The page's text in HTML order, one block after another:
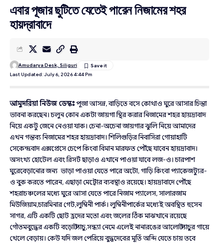
এবার পূজার ছুটিতে যেতেই পারেন নিজামের শহর
হায়দ্রাবাদে
Last Updated: July 6, 2026 4:44 Pm
Amudarya Desk, Siliguri
আমুদরিয়া নিউজ ডেস্কঃপূজা আসন্ন, বাড়িতে বসে কোথাও ঘুরে আসার চিন্তা
ভাবনা করছেন। চলুন কোন একটা জায়গা স্থির করার নিজামের শহর হায়দ্রাবাদ
নিয়ে একটু জেনে নেওয়া যাক। চেনা-অচেনা জায়গার ঝুলি নিয়ে আমাদের
এখন গন্তব্য নিজামের শহর হায়দ্রাবাদ। শিলিগুড়ির নিবাসিরা গোয়াহাটি
সেকেন্দ্রবাদ এক্সপ্রেসে চেপে কিংবা বিমান মারফত পৌঁছে যাবেন হায়দ্রাবাদ।
অসংখ্য হোটেল এবং রিসর্ট ছাড়াও এখানে পাওয়া যাবে লজ-ও। চারপাশ
ঘুরেবেড়ানোর জন্য ভাড়া পাওয়া যেতে পারে অটো, গাড়ি কিংবা প্যাকেজট্যুর-
ও বুক করতে পারেন, এছাড়া মেট্রোর ব্যবস্থাও রয়েছে। হায়দ্রাবাদে পৌঁছে
শহরাচঞ্চলের মধ্যে ঘুরে আসা যেতে পারে নিজাম প্যালেস, সালারজাম
মিউজিয়াম,চারমিনার গেট,লুম্বিনী পার্ক। লুম্বিনীপার্কের মধ্যেই অবস্থিত হুসেন
সাগর, এটি একটি ছোট হ্রদের মতো এবং জলের ঠিক মাঝখানে রয়েছে
গৌতমবুদ্ধের একটি বড়ো স্ট্যাচু,সন্ধ্যা নেমে এলেই নানারঙের আলো স্ট্যাচুর গায়ে
খেলে বেড়ায়। কেউ যদি জল পেরিয়ে বুদ্ধদেবের মূর্তি অব্দি যেতে চায় তবে